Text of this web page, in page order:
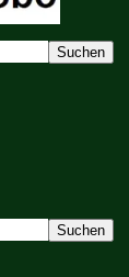
Suchen
Suchen